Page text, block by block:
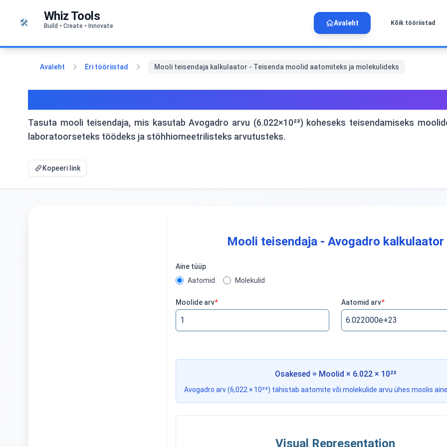
🛠️ Whiz Tools
Build • Create • Innovate Avaleht Kõik tööriistad
Avaleht Eri tööriistad Mooli teisendaja kalkulaator - Teisenda moolid aatomiteks ja molekulideks
Tasuta mooli teisendaja, mis kasutab Avogadro arvu (6.022×10²³) koheseks teisendamiseks
laboratoorseteks töödeks ja stöhhiomeetrilisteks arvutusteks.
Kopeeri link
Mooli teisendaja - Avogadro kalkulaator
Aine tüüp
Aatomid
Molekulid
Moolide arv* Aatomid arv*
Osakesed = Moolid × 6.022 × 10²³
Avogadro arv (6,022 × 10²³) tähistab aatomite või molekulide arvu ühes moolis
Visual Representation